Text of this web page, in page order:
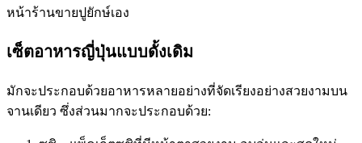
หน้าร้านขายปูยักษ์เอง
เซ็ตอาหารญี่ปุ่นแบบดั้งเดิม
มักจะประกอบด้วยอาหารหลายอย่างที่จัดเรียงอย่างสวยงามบน
จานเดียว ซึ่งส่วนมากจะประกอบด้วย: